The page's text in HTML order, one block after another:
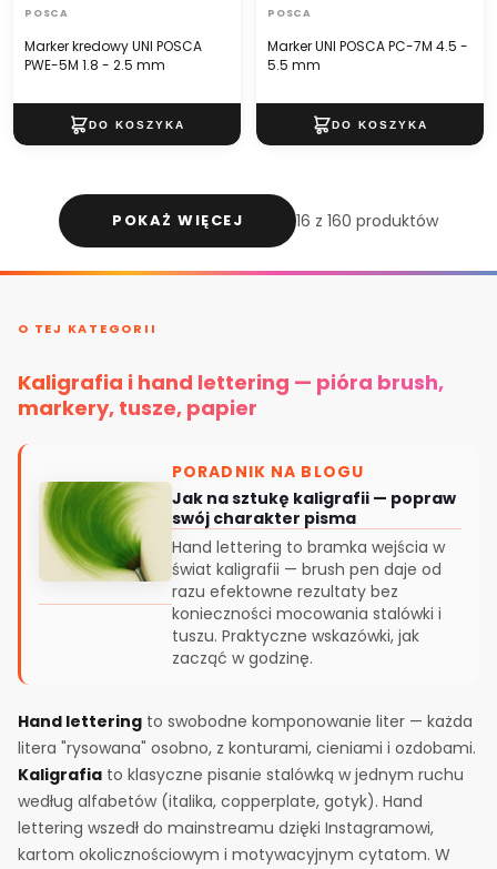
Marker kredowy UNI POSCA
PWE-5M 1.8 - 2.5 mm
POSCA
Marker UNI POSCA PC-7M 4.5 -
5.5 mm
POSCA
POKAŻ WIĘCEJ 16 z 160 produktów
O TEJ KATEGORII
Kaligrafia i hand lettering — pióra brush,
markery, tusze, papier
PORADNIK NA BLOGU
Jak na sztukę kaligrafii — popraw
swój charakter pisma
Hand lettering to bramka wejścia w
świat kaligrafii — brush pen daje od
razu efektowne rezultaty bez
konieczności mocowania stalówki i
tuszu. Praktyczne wskazówki, jak
zacząć w godzinę.
Hand lettering to swobodne komponowanie liter — każda
litera "rysowana" osobno, z konturami, cieniami i ozdobami.
Kaligrafia to klasyczne pisanie stalówką w jednym ruchu
według alfabetów (italika, copperplate, gotyk). Hand
lettering wszedł do mainstreamu dzięki Instagramowi,
kartom okolicznościowym i motywacyjnym cytatom. W